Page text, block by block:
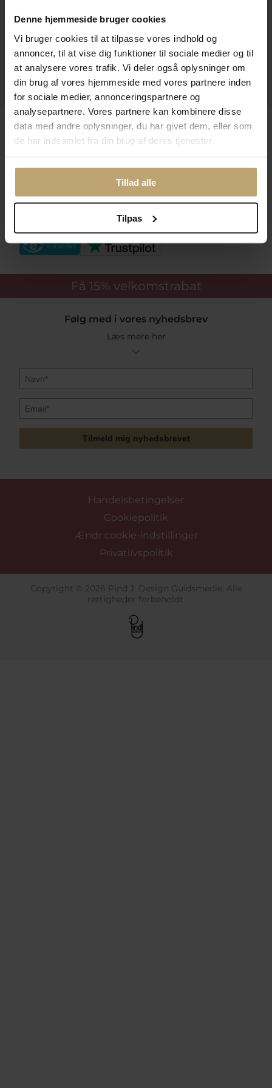
Denne hjemmeside bruger cookies
Vi bruger cookies til at tilpasse vores indhold og
annoncer, til at vise dig funktioner til sociale medier og til
at analysere vores trafik. Vi deler også oplysninger om
din brug af vores hjemmeside med vores partnere inden
for sociale medier, annonceringspartnere og
analysepartnere. Vores partnere kan kombinere disse
data med andre oplysninger, du har givet dem, eller som
de har indsamlet fra din brug af deres tjenester.
Tillad alle
Tilpas
Kontakt
Åbningstider I Butikken
Information
Praktiske Sider
Leveringsmuligheder
Sikker Og Tryg E-Handel
Få 15% velkomstrabat
Følg med i vores nyhedsbrev
Læs mere her
Tilmeld mig nyhedsbrevet
Handelsbetingelser
Cookiepolitik
Ændr cookie-indstillinger
Privatlivspolitik
Copyright © 2026 Pind J. Design Guldsmedie. Alle
rettigheder forbeholdt.